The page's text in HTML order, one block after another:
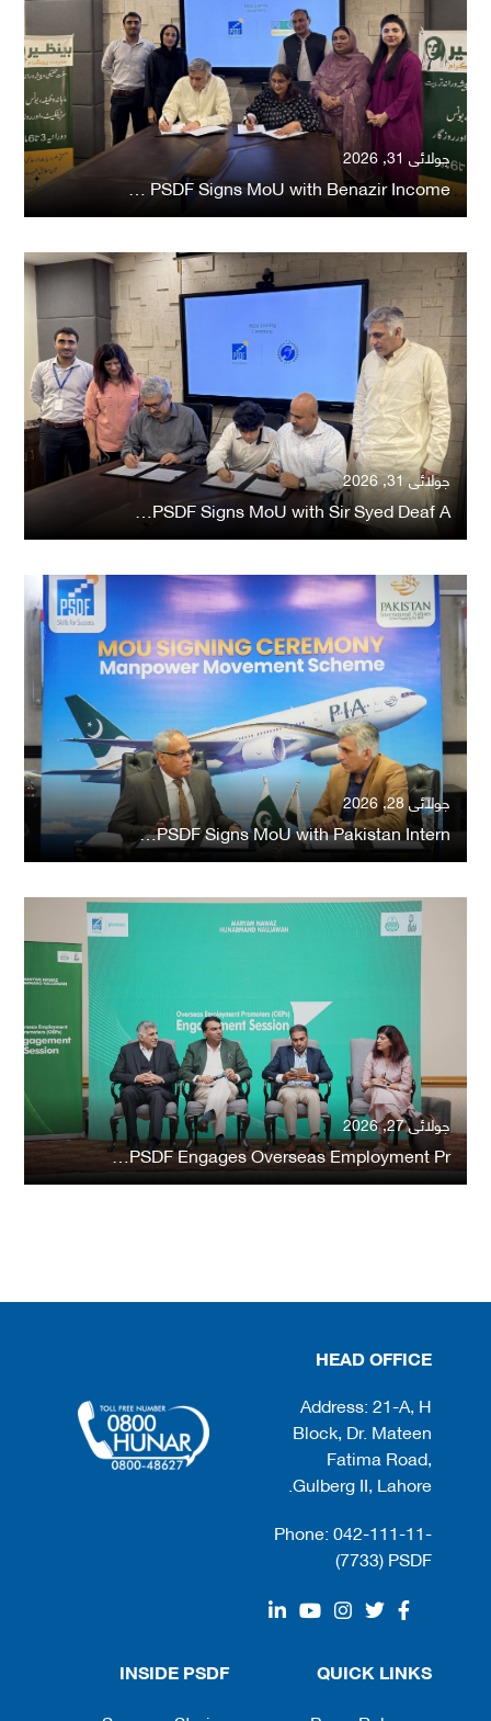
جولائی 31, 2026
PSDF Signs MoU with Benazir Income …
جولائی 31, 2026
PSDF Signs MoU with Sir Syed Deaf A…
جولائی 28, 2026
PSDF Signs MoU with Pakistan Intern…
جولائی 27, 2026
PSDF Engages Overseas Employment Pr…
HEAD OFFICE
Address: 21-A, H
Block, Dr. Mateen
Fatima Road,
Gulberg II, Lahore.
Phone: 042-111-11-
(7733) PSDF
QUICK LINKS
INSIDE PSDF